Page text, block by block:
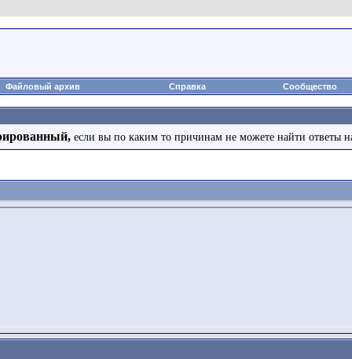
Файловый архив Справка Сообщество
если вы по каким то причинам не можете найти ответы